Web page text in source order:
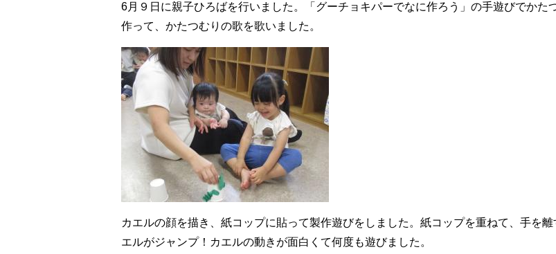
6月９日に親子ひろばを行いました。「グーチョキパーでなに作ろう」の手遊びでかた
作って、かたつむりの歌を歌いました。
カエルの顔を描き、紙コップに貼って製作遊びをしました。紙コップを重ねて、手を離
エルがジャンプ！カエルの動きが面白くて何度も遊びました。